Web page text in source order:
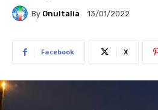
By OnuItalia 13/01/2022
Facebook X